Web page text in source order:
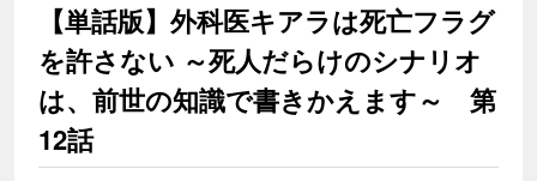
【単話版】外科医キアラは死亡フラグ
を許さない ～死人だらけのシナリオ
は、前世の知識で書きかえます～ 第
12話